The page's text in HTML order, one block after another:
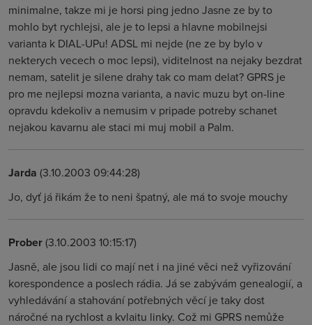
minimalne, takze mi je horsi ping jedno Jasne ze by to
mohlo byt rychlejsi, ale je to lepsi a hlavne mobilnejsi
varianta k DIAL-UPu! ADSL mi nejde (ne ze by bylo v
nekterych vecech o moc lepsi), viditelnost na nejaky bezdrat
nemam, satelit je silene drahy tak co mam delat? GPRS je
pro me nejlepsi mozna varianta, a navic muzu byt on-line
opravdu kdekoliv a nemusim v pripade potreby schanet
nejakou kavarnu ale staci mi muj mobil a Palm.
Jarda (3.10.2003 09:44:28)
Jo, dyť já řikám že to neni špatný, ale má to svoje mouchy
Prober(3.10.2003 10:15:17)
Jasně, ale jsou lidi co mají net i na jiné věci než vyřizování
korespondence a poslech rádia. Já se zabývám genealogií, a
vyhledávání a stahování potřebných věcí je taky dost
náročné na rychlost a kvlaitu linky. Což mi GPRS nemůže